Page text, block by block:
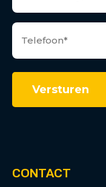
CONTACT